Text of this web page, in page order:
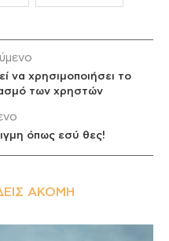
να χρησιμοποιήσει το
των χρηστών
όπως εσύ θες!
ΑΚΌΜΗ